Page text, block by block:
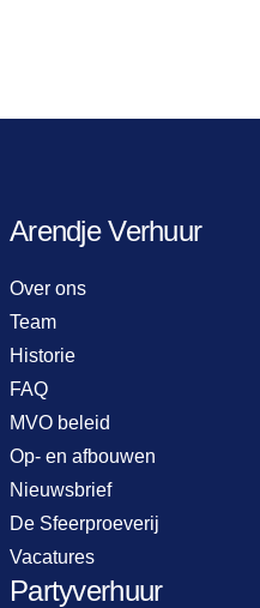
Arendje Verhuur
Over ons
Team
Historie
FAQ
MVO beleid
Op- en afbouwen
Nieuwsbrief
De Sfeerproeverij
Vacatures
Partyverhuur